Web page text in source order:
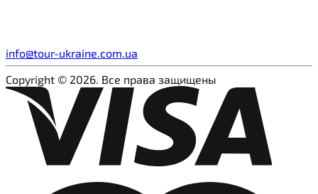
info@tour-ukraine.com.ua
Copyright © 2026. Все права защищены